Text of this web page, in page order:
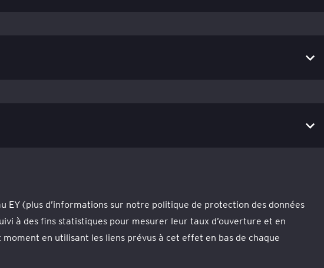
(plus d’informations sur notre politique de protection des données
à des fins statistiques pour mesurer leur taux d’ouverture et en
en utilisant les liens prévus à cet effet en bas de chaque